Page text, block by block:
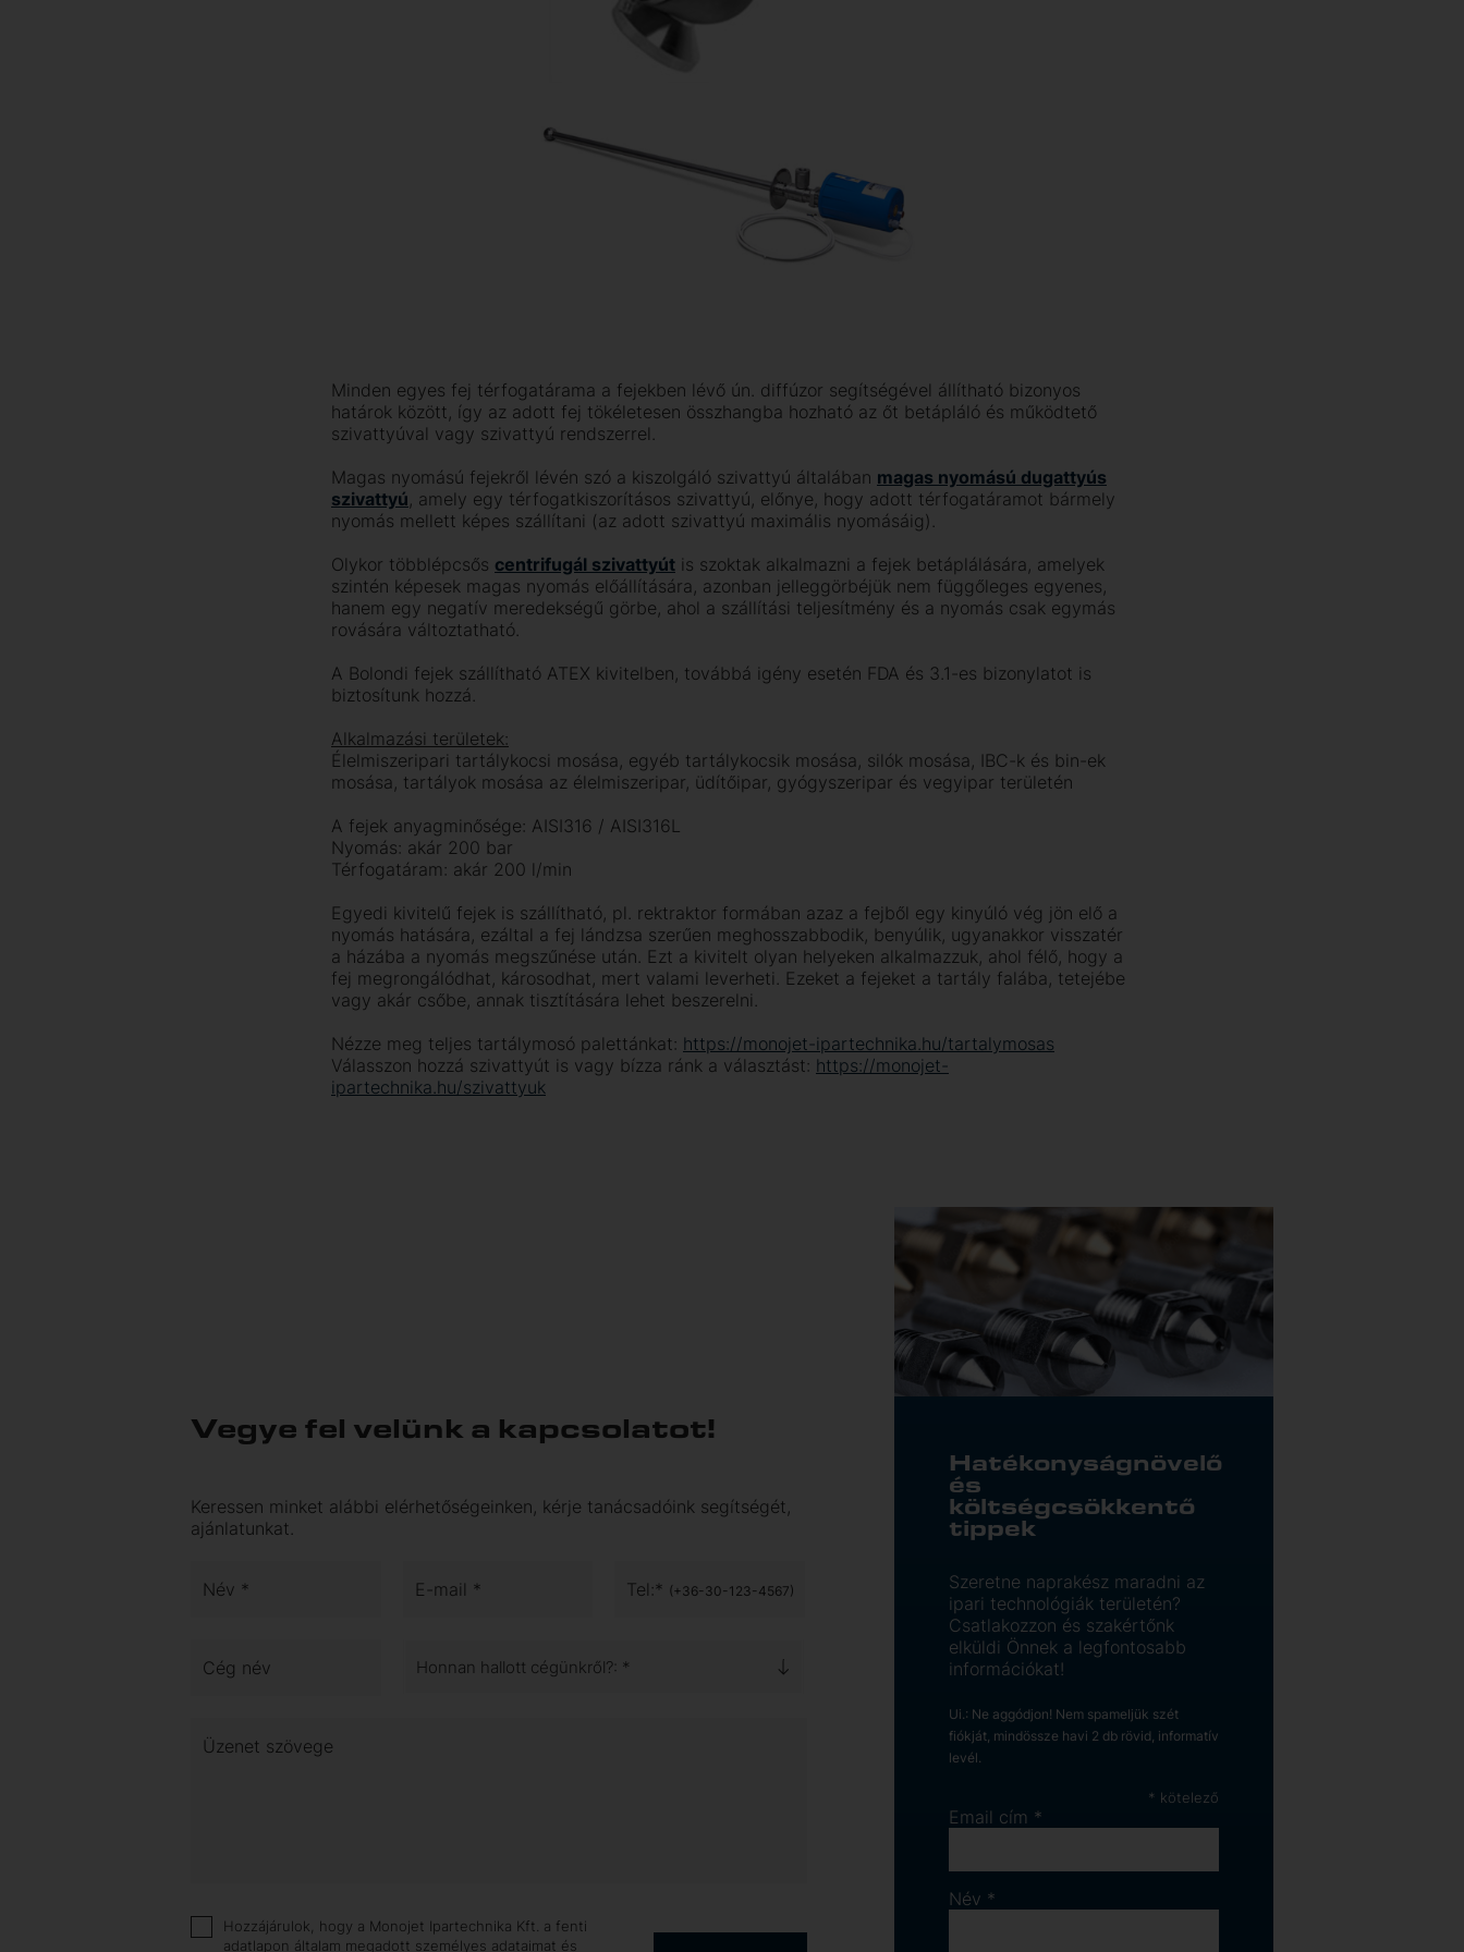
Minden egyes fej térfogatárama a fejekben lévő ún. diffúzor segítségével állítható bizonyos
határok között, így az adott fej tökéletesen összhangba hozható az őt betápláló és működtető
szivattyúval vagy szivattyú rendszerrel.
Magas nyomású fejekről lévén szó a kiszolgáló szivattyú általában magas nyomású dugattyús
szivattyú, amely egy térfogatkiszorításos szivattyú, előnye, hogy adott térfogatáramot bármely
nyomás mellett képes szállítani (az adott szivattyú maximális nyomásáig).
Olykor többlépcsős centrifugál szivattyút is szoktak alkalmazni a fejek betáplálására, amelyek
szintén képesek magas nyomás előállítására, azonban jelleggörbéjük nem függőleges egyenes,
hanem egy negatív meredekségű görbe, ahol a szállítási teljesítmény és a nyomás csak egymás
rovására változtatható.
A Bolondi fejek szállítható ATEX kivitelben, továbbá igény esetén FDA és 3.1-es bizonylatot is
biztosítunk hozzá.
Alkalmazási területek:
Élelmiszeripari tartálykocsi mosása, egyéb tartálykocsik mosása, silók mosása, IBC-k és bin-ek
mosása, tartályok mosása az élelmiszeripar, üdítőipar, gyógyszeripar és vegyipar területén
A fejek anyagminősége: AISI316 / AISI316L
Nyomás: akár 200 bar
Térfogatáram: akár 200 l/min
Egyedi kivitelű fejek is szállítható, pl. rektraktor formában azaz a fejből egy kinyúló vég jön elő a
nyomás hatására, ezáltal a fej lándzsa szerűen meghosszabbodik, benyúlik, ugyanakkor visszatér
a házába a nyomás megszűnése után. Ezt a kivitelt olyan helyeken alkalmazzuk, ahol félő, hogy a
fej megrongálódhat, károsodhat, mert valami leverheti. Ezeket a fejeket a tartály falába, tetejébe
vagy akár csőbe, annak tisztítására lehet beszerelni.
Nézze meg teljes tartálymosó palettánkat: https://monojet-ipartechnika.hu/tartalymosas
Válasszon hozzá szivattyút is vagy bízza ránk a választást: https://monojet-
ipartechnika.hu/szivattyuk
Vegye fel velünk a kapcsolatot!
Keressen minket alábbi elérhetőségeinken, kérje tanácsadóink segítségét,
ajánlatunkat.
Név * E-mail * Tel:* (+36-30-123-4567)
Cég név Honnan hallott cégünkről?: *
Üzenet szövege
Hozzájárulok, hogy a Monojet Ipartechnika Kft. a fenti
adatlapon általam megadott személyes adataimat és
Hatékonyságnövelő
és
költségcsökkentő
tippek
Szeretne naprakész maradni az
ipari technológiák területén?
Csatlakozzon és szakértőnk
elküldi Önnek a legfontosabb
információkat!
Ui.: Ne aggódjon! Nem spameljük szét
fiókját, mindössze havi 2 db rövid, informatív
levél.
* kötelező
Email cím *
Név *